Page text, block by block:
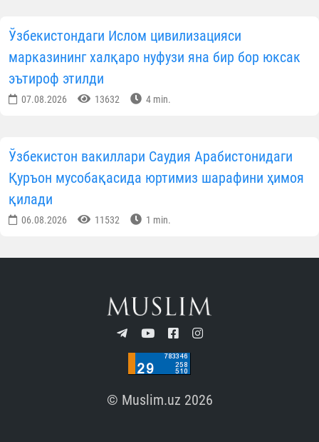
Ўзбекистондаги Ислом цивилизацияси
марказининг халқаро нуфузи яна бир бор юксак
эътироф этилди
07.08.2026 13632 4 min.
Ўзбекистон вакиллари Саудия Арабистонидаги
Қуръон мусобақасида юртимиз шарафини ҳимоя
қилади
06.08.2026 11532 1 min.
© Muslim.uz 2026